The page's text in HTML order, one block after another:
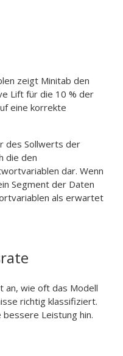
zeigt Minitab den
Lift für die 10 % der
eine korrekte
des Sollwerts der
die den
dar. Wenn
Segment der Daten
als erwartet
an, wie oft das Modell
richtig klassifiziert.
Leistung hin.